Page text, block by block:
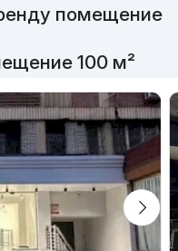
помещение
100 м²